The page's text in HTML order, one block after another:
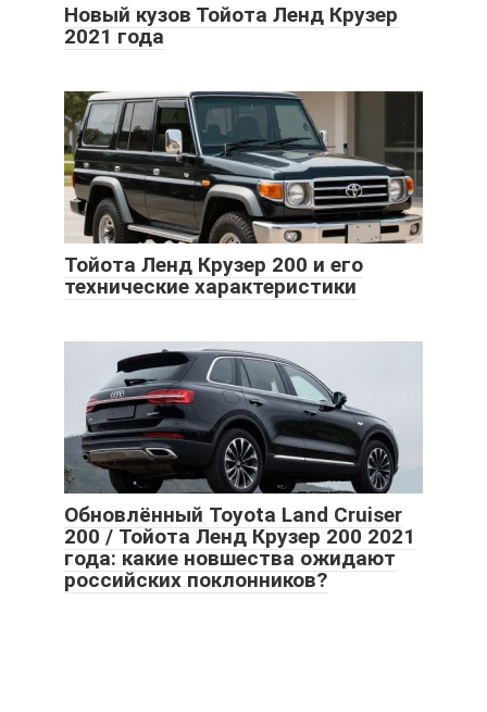
Новый кузов Тойота Ленд Крузер
2021 года
Тойота Ленд Крузер 200 и его
технические характеристики
Обновлённый Toyota Land Cruiser
200 / Тойота Ленд Крузер 200 2021
года: какие новшества ожидают
российских поклонников?